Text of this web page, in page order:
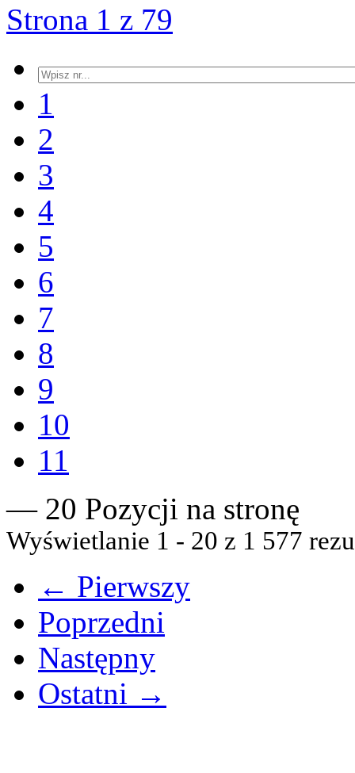
Strona 1 z 79
1
2
3
4
5
6
7
8
9
10
11
— 20 Pozycji na stronę
Wyświetlanie 1 - 20 z 1 577
← Pierwszy
Poprzedni
Następny
Ostatni →